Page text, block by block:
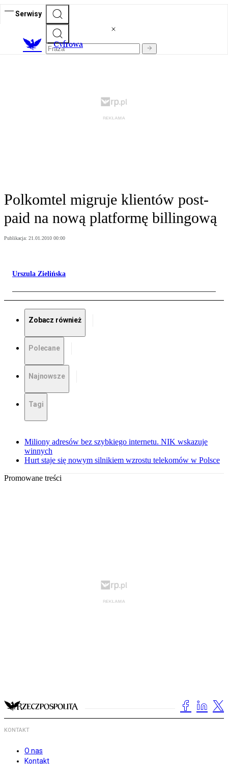
Serwisy
Cyfrowa
Polkomtel migruje klientów post-
paid na nową platformę billingową
Publikacja: 21.01.2010 00:00
Urszula Zielińska
Zobacz również
Polecane
Najnowsze
Tagi
Miliony adresów bez szybkiego internetu. NIK wskazuje
winnych
Hurt staje się nowym silnikiem wzrostu telekomów w Polsce
Promowane treści
KONTAKT
O nas
Kontakt